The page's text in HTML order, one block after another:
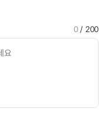
0/ 200